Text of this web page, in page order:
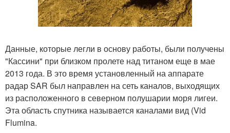
Данные, которые легли в основу работы, были получены
"Кассини" при близком пролете над титаном еще в мае
2013 года. В это время установленный на аппарате
радар SAR был направлен на сеть каналов, выходящих
из расположенного в северном полушарии моря лигеи.
Эта область спутника называется каналами вид (Vid
Flumina.